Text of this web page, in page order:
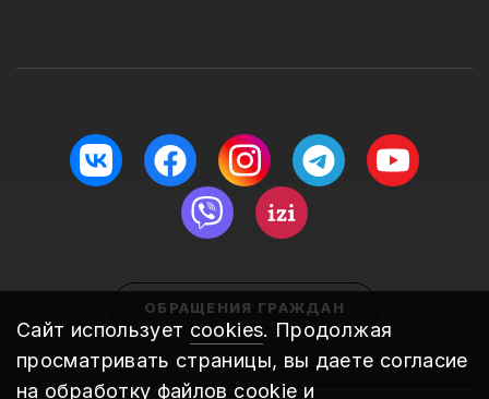
Сайт использует cookies. Продолжая
просматривать страницы, вы даете согласие
на обработку файлов cookie и
ОБРАЩЕНИЯ ГРАЖДАН